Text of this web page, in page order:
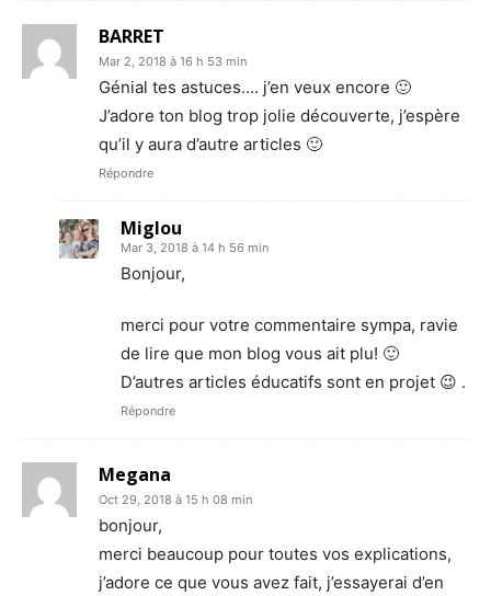
BARRET
Mar 2, 2018 à 16 h 53 min
Génial tes astuces…. j’en veux encore 🙂
J’adore ton blog trop jolie découverte, j’espère
qu’il y aura d’autre articles 🙂
Répondre
Miglou
Mar 3, 2018 à 14 h 56 min
Bonjour,
merci pour votre commentaire sympa, ravie
de lire que mon blog vous ait plu! 🙂
D’autres articles éducatifs sont en projet 😉 .
Répondre
Megana
Oct 29, 2018 à 15 h 08 min
bonjour,
merci beaucoup pour toutes vos explications,
j’adore ce que vous avez fait, j’essayerai d’en